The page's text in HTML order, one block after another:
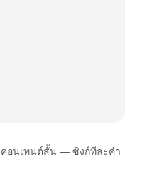
คอนเทนต์สั้น — ซิงก์ทีละคำ